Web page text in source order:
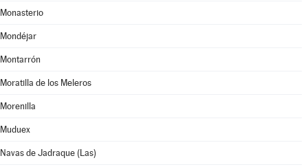
Monasterio
Mondéjar
Montarrón
Moratilla de los Meleros
Morenilla
Muduex
Navas de Jadraque (Las)